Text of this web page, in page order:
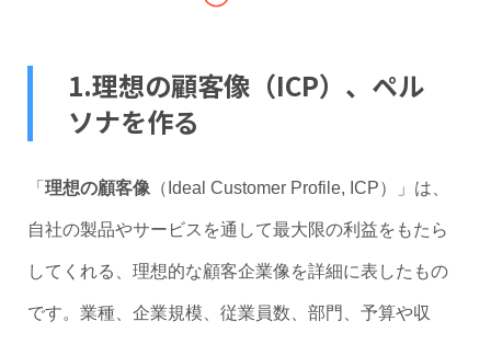
1.理想の顧客像（ICP）、ペル
ソナを作る
「 理想の顧客像 （Ideal Customer Profile, ICP）」は、
自社の製品やサービスを通して最大限の利益をもたら
してくれる、理想的な顧客企業像を詳細に表したもの
です。業種、企業規模、従業員数、部門、予算や収